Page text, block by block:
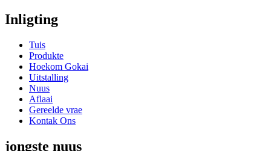
Inligting
Tuis
Produkte
Hoekom Gokai
Uitstalling
Nuus
Aflaai
Gereelde vrae
Kontak Ons
jongste nuus